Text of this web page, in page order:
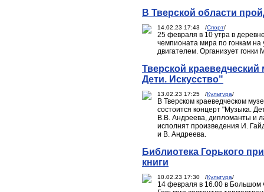
В Тверской области
14.02.23 17:43 /Спорт/
25 февраля в 10 утра в
чемпионата мира по гонкам
двигателем. Организует
Тверской
Дети. Искусство"
13.02.23 17:25 /Культура/
В Тверском краеведческом
состоится концерт "Музыка.
В.В. Андреева, дипломанты и
исполнят произведения И.
и В. Андреева.
Библиотека Горького
книги
10.02.23 17:30 /Культура/
14 февраля в 16.00 в Большом